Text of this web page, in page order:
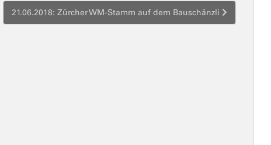
21.06.2018: Zürcher WM-Stamm auf dem Bauschänzli